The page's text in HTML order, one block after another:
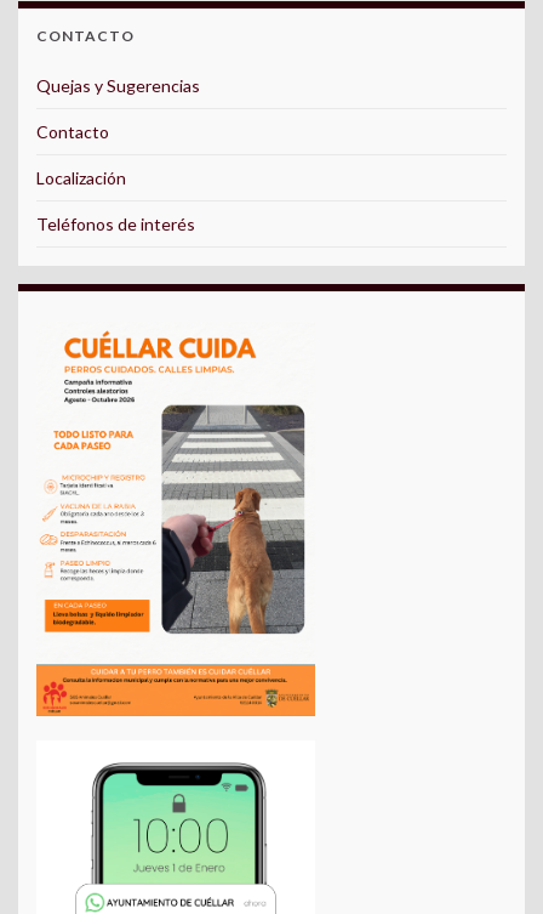
CONTACTO
Quejas y Sugerencias
Contacto
Localización
Teléfonos de interés